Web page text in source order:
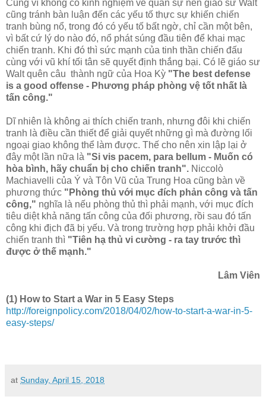
Cũng vì không có kinh nghiệm về quân sự nên giáo sư Walt
cũng tránh bàn luận đến các yếu tố thực sự khiến chiến
tranh bùng nổ, trong đó có yếu tố bất ngờ, chỉ cần một bên,
vì bất cứ lý do nào đó, nổ phát súng đầu tiên để khai mạc
chiến tranh. Khi đó thì sức mạnh của tinh thần chiến đấu
cùng với vũ khí tối tân sẽ quyết định thắng bại. Có lẽ giáo sư
Walt quên câu thành ngữ của Hoa Kỳ "The best defense
is a good offense - Phương pháp phòng vệ tốt nhất là
tấn công."
Dĩ nhiên là không ai thích chiến tranh, nhưng đôi khi chiến
tranh là điều cần thiết để giải quyết những gì mà đường lối
ngoại giao không thể làm được. Thế cho nên xin lập lại ở
đây một lần nữa là "Si vis pacem, para bellum - Muốn có
hòa bình, hãy chuẩn bị cho chiến tranh". Niccolò
Machiavelli của Ý và Tôn Vũ của Trung Hoa cũng bàn về
phương thức "Phòng thủ với mục đích phản công và tấn
công," nghĩa là nếu phòng thủ thì phải mạnh, với mục đích
tiêu diệt khả năng tấn công của đối phương, rồi sau đó tấn
công khi địch đã bị yếu. Và trong trường hợp phải khởi đầu
chiến tranh thì "Tiên hạ thủ vi cường - ra tay trước thì
được ở thế mạnh."
Lâm Viên
(1) How to Start a War in 5 Easy Steps
http://foreignpolicy.com/2018/04/02/how-to-start-a-war-in-5-
easy-steps/
at Sunday, April 15, 2018